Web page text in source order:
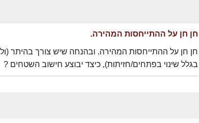
חן חן על ההתייחסות המהירה.
חן חן על ההתייחסות המהירה. ובהנחה שיש צורך בהיתר
בגלל שינוי בפתחים/חזיתות), כיצד יבוצע חישוב השטחים ?